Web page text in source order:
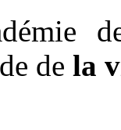
de la